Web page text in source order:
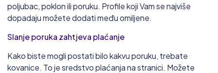
poljubac, poklon ili poruku. Profile koji Vam se najviše
dopadaju možete dodati među omiljene.
Slanje poruka zahtjeva plaćanje
Kako biste mogli postati bilo kakvu poruku, trebate
kovanice. To je sredstvo plaćanja na stranici. Možete